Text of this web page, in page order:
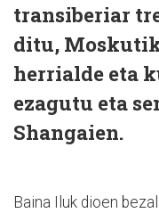
transiberiar
ditu,
herrialde eta
ezagutu eta
Shangaien.
Baina Iluk dioen